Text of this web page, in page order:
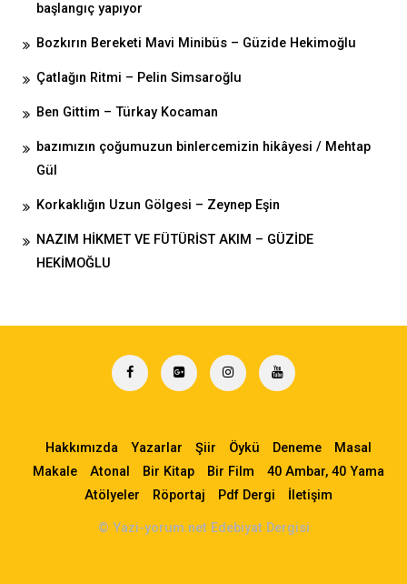
başlangıç yapıyor
Bozkırın Bereketi Mavi Minibüs – Güzide Hekimoğlu
Çatlağın Ritmi – Pelin Simsaroğlu
Ben Gittim – Türkay Kocaman
bazımızın çoğumuzun binlercemizin hikâyesi / Mehtap
Gül
Korkaklığın Uzun Gölgesi – Zeynep Eşin
NAZIM HİKMET VE FÜTÜRİST AKIM – GÜZİDE
HEKİMOĞLU
Hakkımızda Yazarlar Şiir Öykü Deneme
Masal
Makale
Atonal Bir Kitap Bir Film
40 Ambar, 40 Yama
Atölyeler
Röportaj Pdf Dergi İletişim
© Yazi-yorum.net Edebiyat Dergisi